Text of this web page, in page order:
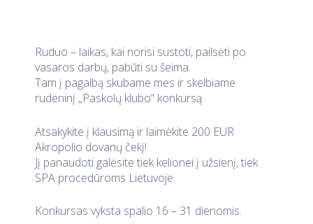
Ruduo – laikas, kai norisi sustoti, pailsėti po
vasaros darbų, pabūti su šeima.
Tam į pagalbą skubame mes ir skelbiame
rudeninį „Paskolų klubo“ konkursą.
Atsakykite į klausimą ir laimėkite 200 EUR
Akropolio dovanų čekį!
Jį panaudoti galėsite tiek kelionei į užsienį, tiek
SPA procedūroms Lietuvoje.
Konkursas vyksta spalio 16 – 31 dienomis.